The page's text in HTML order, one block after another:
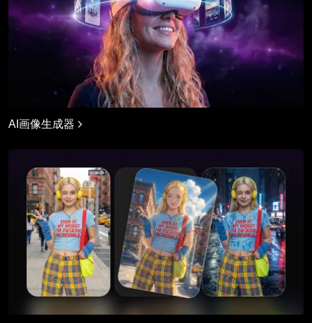
AI画像生成器